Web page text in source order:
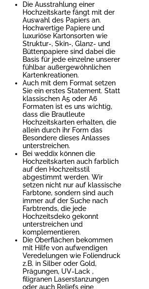
Die Ausstrahlung einer
Hochzeitskarte fängt mit der
Auswahl des Papiers an.
Hochwertige Papiere und
luxuriöse Kartonsorten wie
Struktur-, Skin-, Glanz- und
Büttenpapiere sind dabei die
Basis für jede einzelne unserer
fühlbar außergewöhnlichen
Kartenkreationen.
Auch mit dem Format setzen
Sie ein erstes Statement. Statt
klassischen A5 oder A6
Formaten ist es uns wichtig,
dass die Brautleute
Hochzeitskarten erhalten, die
allein durch ihr Form das
Besondere dieses Anlasses
unterstreichen.
Bei weddix können die
Hochzeitskarten auch farblich
auf den Hochzeitsstil
abgestimmt werden. Wir
setzen nicht nur auf klassische
Farbtone, sondern sind auch
immer auf der Suche nach
Farbtrends, die jede
Hochzeitsdeko gekonnt
unterstreichen und
komplementieren.
Die Oberflächen bekommen
mit Hilfe von aufwendigen
Veredelungen wie Foliendruck
z.B. in Silber oder Gold,
Prägungen, UV-Lack ,
filigranen Laserstanzungen
oder auch Reliefs eine